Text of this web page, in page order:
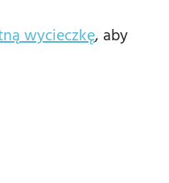
wycieczkę, aby